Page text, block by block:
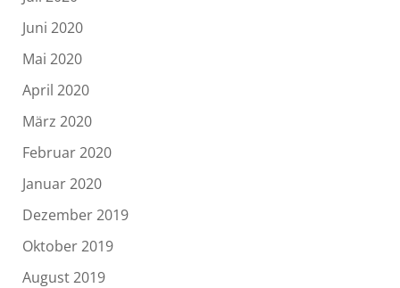
Juni 2020
Mai 2020
April 2020
März 2020
Februar 2020
Januar 2020
Dezember 2019
Oktober 2019
August 2019